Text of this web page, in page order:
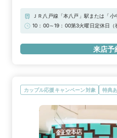
ＪＲ八戸線「本八戸」駅または「
国道340号線「塩町」交差点からす
10：00～19：00第3火曜日定休日
来店予
カップル応援キャンペーン対象 特典